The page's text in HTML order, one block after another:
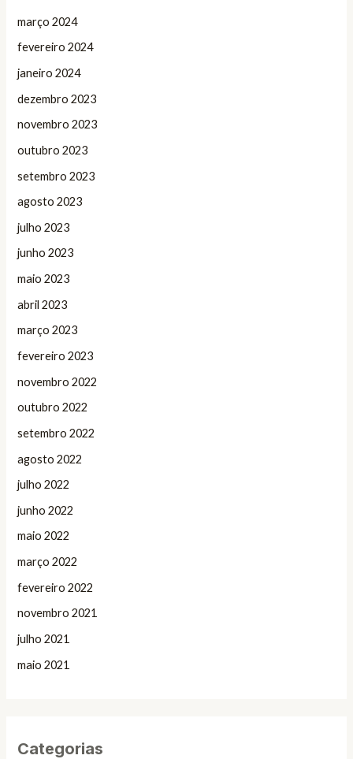
março 2024
fevereiro 2024
janeiro 2024
dezembro 2023
novembro 2023
outubro 2023
setembro 2023
agosto 2023
julho 2023
junho 2023
maio 2023
abril 2023
março 2023
fevereiro 2023
novembro 2022
outubro 2022
setembro 2022
agosto 2022
julho 2022
junho 2022
maio 2022
março 2022
fevereiro 2022
novembro 2021
julho 2021
maio 2021
Categorias